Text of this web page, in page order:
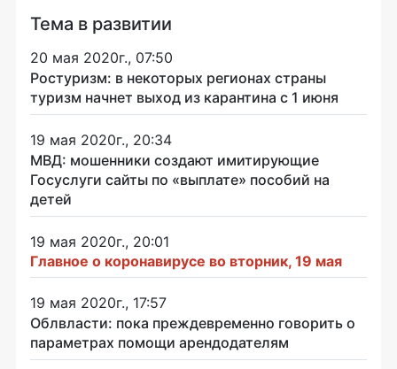
Тема в развитии
20 мая 2020г., 07:50
Ростуризм: в некоторых регионах страны
туризм начнет выход из карантина с 1 июня
19 мая 2020г., 20:34
МВД: мошенники создают имитирующие
Госуслуги сайты по «выплате» пособий на
детей
19 мая 2020г., 20:01
Главное о коронавирусе во вторник, 19 мая
19 мая 2020г., 17:57
Облвласти: пока преждевременно говорить о
параметрах помощи арендодателям